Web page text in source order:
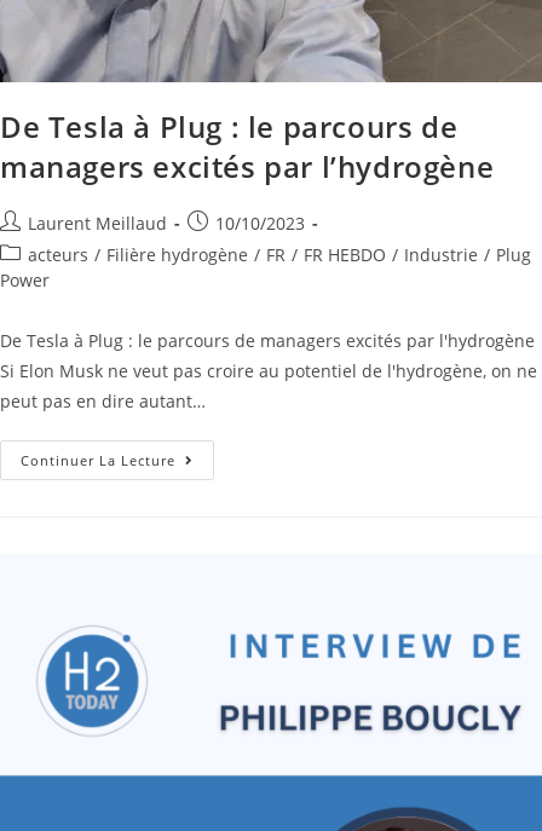
De Tesla à Plug : le parcours de
managers excités par l’hydrogène
Laurent Meillaud
10/10/2023
acteurs / Filière hydrogène / FR / FR HEBDO / Industrie / Plug
Power
De Tesla à Plug : le parcours de managers excités par l'hydrogène
Si Elon Musk ne veut pas croire au potentiel de l'hydrogène, on ne
peut pas en dire autant…
Continuer La Lecture